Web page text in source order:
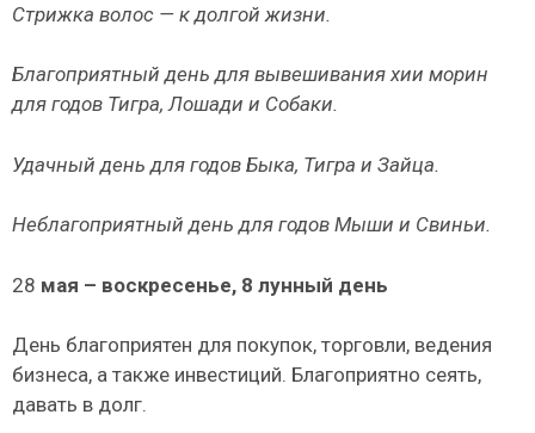
Стрижка волос — к долгой жизни.
Благоприятный день для вывешивания хии морин
для годов Тигра, Ло­шади и Собаки.
Удачный день для годов Быка, Тигра и Зайца.
Неблагоприятный день для годов Мыши и Свиньи.
28 мая – воскресенье, 8 лунный день
День благоприятен для покупок, торговли, ведения
бизне­са, а также инвестиций. Благоприятно сеять,
давать в долг.